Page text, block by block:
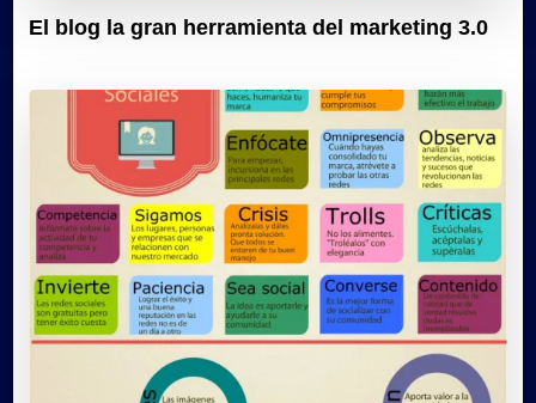
El blog la gran herramienta del marketing 3.0